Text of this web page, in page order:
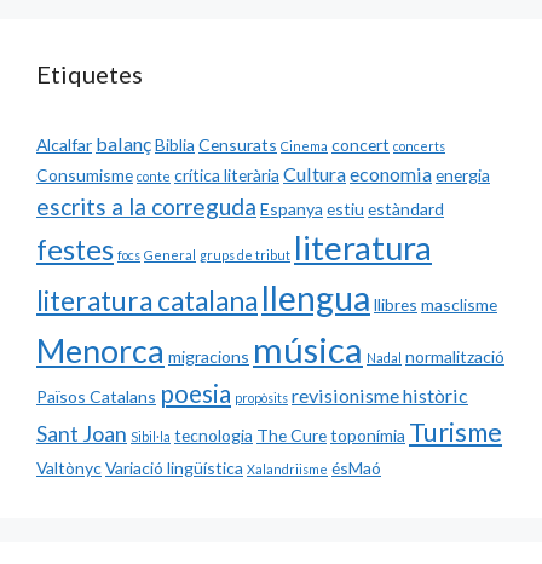
Etiquetes
Alcalfar balançBiblia Censurats Cinema concert concerts
Consumisme conte crítica literària Culturaeconomiaenergia
escrits a la correguda Espanya estiu estàndard
festes focs General grups de tribut literatura
literatura catalana llengua llibres masclisme
Menorca migracions música Nadal normalització
Països Catalans poesia propòsits revisionisme històric
Sant Joan Sibil·la tecnologia The Curetoponímia Turisme
ValtònycVariació lingüística Xalandriisme ésMaó